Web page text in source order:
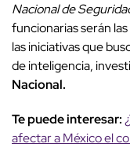
Nacional de
funcionarias serán
las iniciativas que
de inteligencia,
Nacional.
Te puede interesar:
afectar a México el